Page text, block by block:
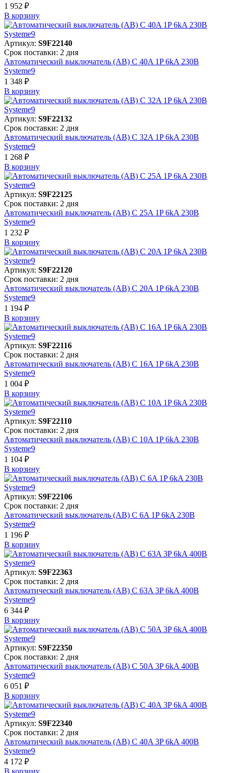
1 952 ₽
В корзинy
Артикул: S9F22140
Срок поставки: 2 дня
Автоматический выключатель (АВ) C 40A 1P 6kA 230В
Systeme9
1 348 ₽
В корзинy
Артикул: S9F22132
Срок поставки: 2 дня
Автоматический выключатель (АВ) C 32A 1P 6kA 230В
Systeme9
1 268 ₽
В корзинy
Артикул: S9F22125
Срок поставки: 2 дня
Автоматический выключатель (АВ) C 25A 1P 6kA 230В
Systeme9
1 232 ₽
В корзинy
Артикул: S9F22120
Срок поставки: 2 дня
Автоматический выключатель (АВ) C 20A 1P 6kA 230В
Systeme9
1 194 ₽
В корзинy
Артикул: S9F22116
Срок поставки: 2 дня
Автоматический выключатель (АВ) C 16A 1P 6kA 230В
Systeme9
1 004 ₽
В корзинy
Артикул: S9F22110
Срок поставки: 2 дня
Автоматический выключатель (АВ) C 10A 1P 6kA 230В
Systeme9
1 104 ₽
В корзинy
Артикул: S9F22106
Срок поставки: 2 дня
Автоматический выключатель (АВ) C 6A 1P 6kA 230В
Systeme9
1 196 ₽
В корзинy
Артикул: S9F22363
Срок поставки: 2 дня
Автоматический выключатель (АВ) C 63A 3P 6kA 400В
Systeme9
6 344 ₽
В корзинy
Артикул: S9F22350
Срок поставки: 2 дня
Автоматический выключатель (АВ) C 50A 3P 6kA 400В
Systeme9
6 051 ₽
В корзинy
Артикул: S9F22340
Срок поставки: 2 дня
Автоматический выключатель (АВ) C 40A 3P 6kA 400В
Systeme9
4 172 ₽
В корзинy